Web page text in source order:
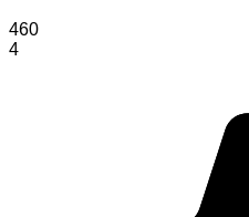
460
4